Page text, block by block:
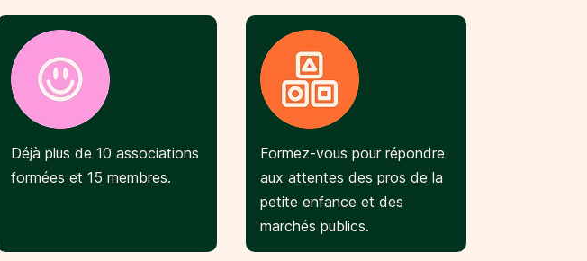
Déjà plus de 10 associations
formées et 15 membres.
Formez-vous pour répondre
aux attentes des pros de la
petite enfance et des
marchés publics.